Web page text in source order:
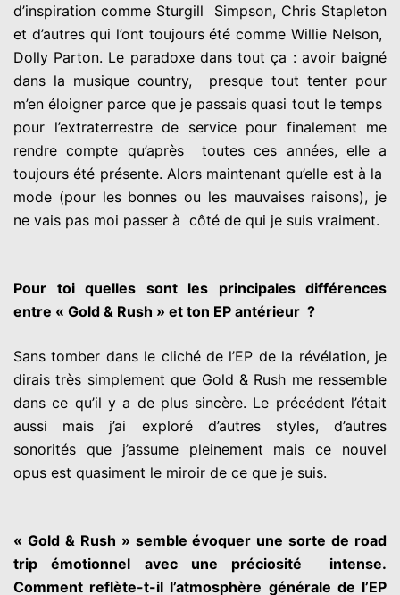
d’inspiration comme Sturgill Simpson, Chris Stapleton
et d’autres qui l’ont toujours été comme Willie Nelson,
Dolly Parton. Le paradoxe dans tout ça : avoir baigné
dans la musique country, presque tout tenter pour
m’en éloigner parce que je passais quasi tout le temps
pour l’extraterrestre de service pour finalement me
rendre compte qu’après toutes ces années, elle a
toujours été présente. Alors maintenant qu’elle est à la
mode (pour les bonnes ou les mauvaises raisons), je
ne vais pas moi passer à côté de qui je suis vraiment.
Pour toi quelles sont les principales différences
entre « Gold & Rush » et ton EP antérieur ?
Sans tomber dans le cliché de l’EP de la révélation, je
dirais très simplement que Gold & Rush me ressemble
dans ce qu’il y a de plus sincère. Le précédent l’était
aussi mais j’ai exploré d’autres styles, d’autres
sonorités que j’assume pleinement mais ce nouvel
opus est quasiment le miroir de ce que je suis.
« Gold & Rush » semble évoquer une sorte de road
trip émotionnel avec une préciosité intense.
Comment reflète-t-il l’atmosphère générale de l’EP